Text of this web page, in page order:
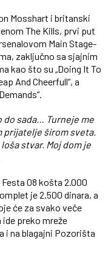
Mosshart i britanski
The Kills, prvi put
Main Stage-
zaključno sa sjajnim
kao što su „Doing It To
And Cheerfull“, a
do sada… Turneje me
prijatelje širom sveta.
stvar. Moj dom je
08 košta 2.000
je 2.500 dinara, a
će za svako veče
preko mreže
i na blagajni Pozorišta